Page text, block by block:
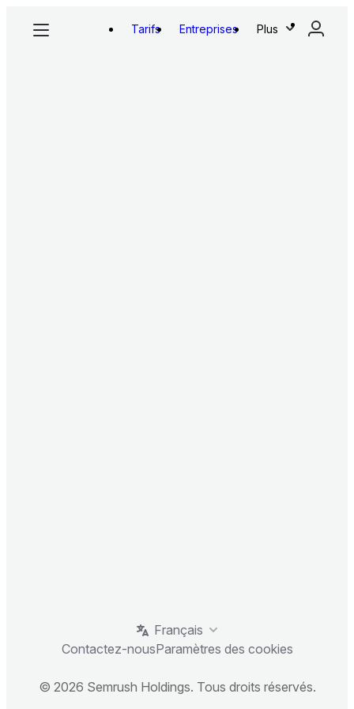
Tarifs Entreprises Plus
Français
Contactez-nousParamètres des cookies
© 2026 Semrush Holdings. Tous droits réservés.